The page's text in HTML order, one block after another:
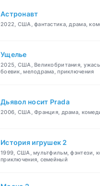
Астронавт
2022, США, фантастика, драма,
Ущелье
2025, США, Великобритания,
боевик, мелодрама, приключения
Дьявол носит Prada
2006, США, Франция, драма,
История игрушек 2
1999, США, мультфильм, фэнтези,
приключения, семейный